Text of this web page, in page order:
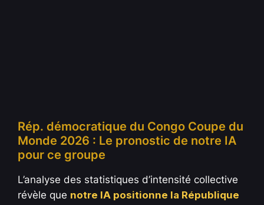
Rép. démocratique du Congo Coupe du
Monde 2026 : Le pronostic de notre IA
pour ce groupe
L’analyse des statistiques d’intensité collective
révèle que notre IA positionne la République